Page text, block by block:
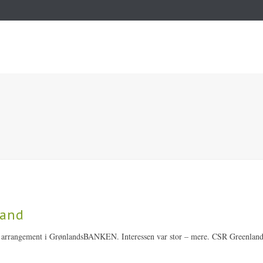
i GrønlandsBANKEN. Interessen var stor – mere. CSR